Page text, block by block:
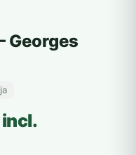
Georges
incl.